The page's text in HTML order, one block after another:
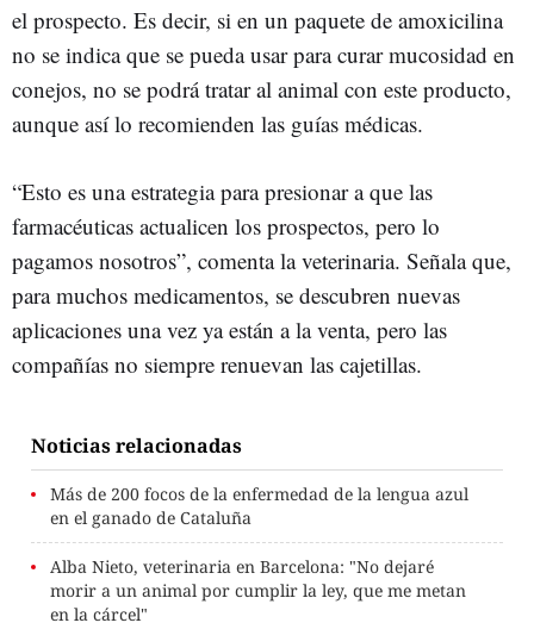
el prospecto. Es decir, si en un paquete de amoxicilina
no se indica que se pueda usar para curar mucosidad en
conejos, no se podrá tratar al animal con este producto,
aunque así lo recomienden las guías médicas.
“Esto es una estrategia para presionar a que las
farmacéuticas actualicen los prospectos, pero lo
pagamos nosotros”, comenta la veterinaria. Señala que,
para muchos medicamentos, se descubren nuevas
aplicaciones una vez ya están a la venta, pero las
compañías no siempre renuevan las cajetillas.
Noticias relacionadas
Más de 200 focos de la enfermedad de la lengua azul
en el ganado de Cataluña
Alba Nieto, veterinaria en Barcelona: "No dejaré
morir a un animal por cumplir la ley, que me metan
en la cárcel"